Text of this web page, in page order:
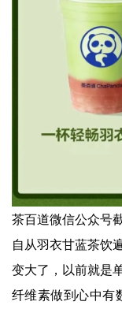
茶百道微信公众号
自从羽衣甘蓝茶饮
变大了，以前就是
纤维素做到心中有